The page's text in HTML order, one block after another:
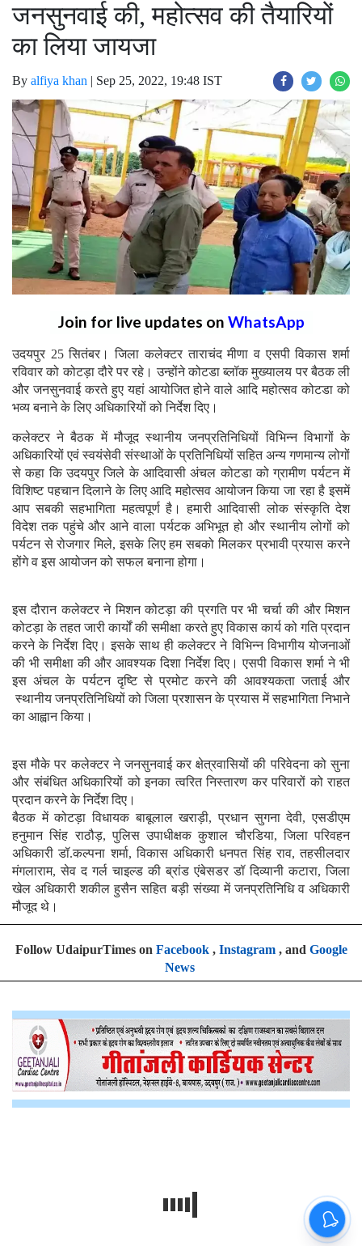
जनसुनवाई की, महोत्सव की तैयारियों
का लिया जायजा
By alfiya khan | Sep 25, 2022, 19:48 IST
Join for live updates on WhatsApp
उदयपुर 25 सितंबर। जिला कलेक्टर ताराचंद मीणा व एसपी विकास शर्मा
रविवार को कोटड़ा दौरे पर रहे। उन्होंने कोटडा ब्लॉक मुख्यालय पर बैठक ली
और जनसुनवाई करते हुए यहां आयोजित होने वाले आदि महोत्सव कोटडा को
भव्य बनाने के लिए अधिकारियों को निर्देश दिए।
कलेक्टर ने बैठक में मौजूद स्थानीय जनप्रतिनिधियों विभिन्न विभागों के
अधिकारियों एवं स्वयंसेवी संस्थाओं के प्रतिनिधियों सहित अन्य गणमान्य लोगों
से कहा कि उदयपुर जिले के आदिवासी अंचल कोटडा को ग्रामीण पर्यटन में
विशिष्ट पहचान दिलाने के लिए आदि महोत्सव आयोजन किया जा रहा है इसमें
आप सबकी सहभागिता महत्वपूर्ण है। हमारी आदिवासी लोक संस्कृति देश
विदेश तक पहुंचे और आने वाला पर्यटक अभिभूत हो और स्थानीय लोगों को
पर्यटन से रोजगार मिले, इसके लिए हम सबको मिलकर प्रभावी प्रयास करने
होंगे व इस आयोजन को सफल बनाना होगा।
इस दौरान कलेक्टर ने मिशन कोटड़ा की प्रगति पर भी चर्चा की और मिशन
कोटड़ा के तहत जारी कार्यों की समीक्षा करते हुए विकास कार्य को गति प्रदान
करने के निर्देश दिए। इसके साथ ही कलेक्टर ने विभिन्न विभागीय योजनाओं
की भी समीक्षा की और आवश्यक दिशा निर्देश दिए। एसपी विकास शर्मा ने भी
इस अंचल के पर्यटन दृष्टि से प्रमोट करने की आवश्यकता जताई और
स्थानीय जनप्रतिनिधियों को जिला प्रशासन के प्रयास में सहभागिता निभाने
का आह्वान किया।
इस मौके पर कलेक्टर ने जनसुनवाई कर क्षेत्रवासियों की परिवेदना को सुना
और संबंधित अधिकारियों को इनका त्वरित निस्तारण कर परिवारों को राहत
प्रदान करने के निर्देश दिए।
बैठक में कोटड़ा विधायक बाबूलाल खराड़ी, प्रधान सुगना देवी, एसडीएम
हनुमान सिंह राठौड़, पुलिस उपाधीक्षक कुशाल चौरडिया, जिला परिवहन
अधिकारी डॉ.कल्पना शर्मा, विकास अधिकारी धनपत सिंह राव, तहसीलदार
मंगलाराम, सेव द गर्ल चाइल्ड की ब्रांड एंबेसडर डॉ दिव्यानी कटारा, जिला
खेल अधिकारी शकील हुसैन सहित बड़ी संख्या में जनप्रतिनिधि व अधिकारी
मौजूद थे।
Follow UdaipurTimes on Facebook, Instagram, and Google
News